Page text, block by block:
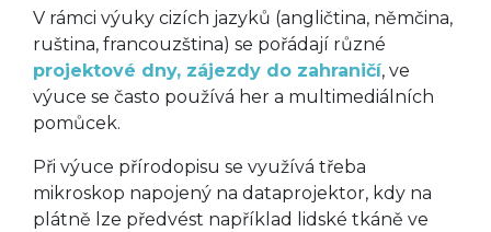
V rámci výuky cizích jazyků (angličtina, němčina,
ruština, francouzština) se pořádají různé
projektové dny, zájezdy do zahraničí, ve
výuce se často používá her a multimediálních
pomůcek.
Při výuce přírodopisu se využívá třeba
mikroskop napojený na dataprojektor, kdy na
plátně lze předvést například lidské tkáně ve